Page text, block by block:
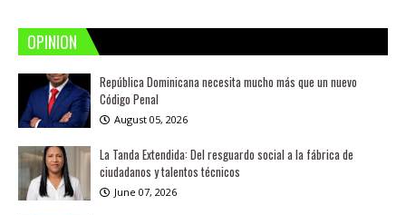
OPINION
República Dominicana necesita mucho más que un nuevo
Código Penal
August 05, 2026
La Tanda Extendida: Del resguardo social a la fábrica de
ciudadanos y talentos técnicos
June 07, 2026